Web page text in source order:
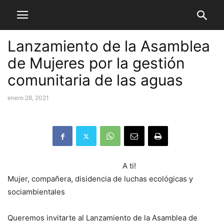
Lanzamiento de la Asamblea
de Mujeres por la gestión
comunitaria de las aguas
enero 28, 2021
A ti!
Mujer, compañera, disidencia de luchas ecológicas y
sociambientales
Queremos invitarte al Lanzamiento de la Asamblea de